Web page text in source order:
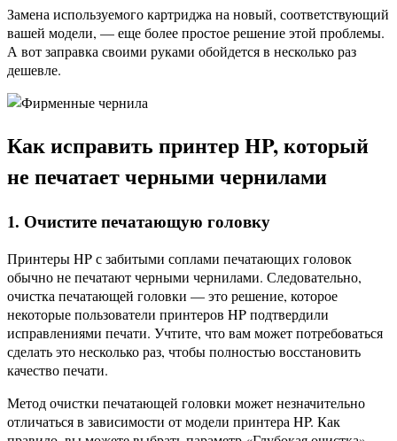
Замена используемого картриджа на новый, соответствующий
вашей модели, — еще более простое решение этой проблемы.
А вот заправка своими руками обойдется в несколько раз
дешевле.
Как исправить принтер HP, который
не печатает черными чернилами
1. Очистите печатающую головку
Принтеры HP с забитыми соплами печатающих головок
обычно не печатают черными чернилами. Следовательно,
очистка печатающей головки — это решение, которое
некоторые пользователи принтеров HP подтвердили
исправлениями печати. Учтите, что вам может потребоваться
сделать это несколько раз, чтобы полностью восстановить
качество печати.
Метод очистки печатающей головки может незначительно
отличаться в зависимости от модели принтера HP. Как